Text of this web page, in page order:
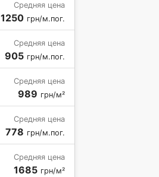
Средняя цена
1250 грн/м.пог.
Средняя цена
905 грн/м.пог.
Средняя цена
989 грн/м²
Средняя цена
778 грн/м.пог.
Средняя цена
1685 грн/м²